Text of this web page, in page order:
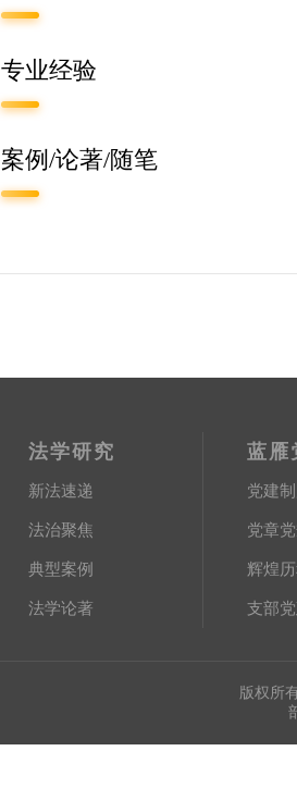
专业经验
案例/论著/随笔
法学研究
新法速递
法治聚焦
典型案例
法学论著
蓝雁
党建
党章
辉煌
支部
版权所